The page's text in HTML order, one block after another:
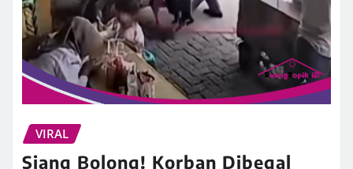
VIRAL
Siang Bolong! Korban Dibegal